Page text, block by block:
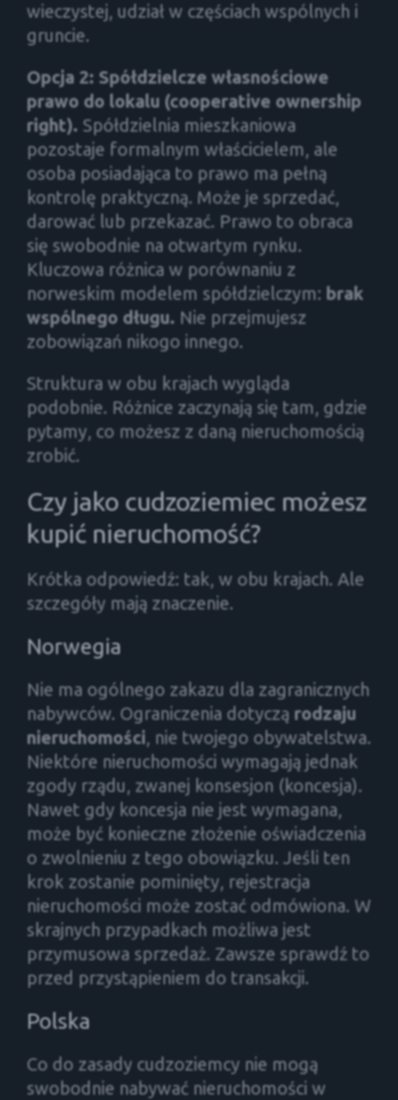
wieczystej, udział w częściach wspólnych i
gruncie.
Opcja 2: Spółdzielcze własnościowe
prawo do lokalu (cooperative ownership
right). Spółdzielnia mieszkaniowa
pozostaje formalnym właścicielem, ale
osoba posiadająca to prawo ma pełną
kontrolę praktyczną. Może je sprzedać,
darować lub przekazać. Prawo to obraca
się swobodnie na otwartym rynku.
Kluczowa różnica w porównaniu z
norweskim modelem spółdzielczym: brak
wspólnego długu. Nie przejmujesz
zobowiązań nikogo innego.
Struktura w obu krajach wygląda
podobnie. Różnice zaczynają się tam, gdzie
pytamy, co możesz z daną nieruchomością
zrobić.
Czy jako cudzoziemiec możesz
kupić nieruchomość?
Krótka odpowiedź: tak, w obu krajach. Ale
szczegóły mają znaczenie.
Norwegia
Nie ma ogólnego zakazu dla zagranicznych
nabywców. Ograniczenia dotyczą rodzaju
nieruchomości, nie twojego obywatelstwa.
Niektóre nieruchomości wymagają jednak
zgody rządu, zwanej konsesjon (koncesja).
Nawet gdy koncesja nie jest wymagana,
może być konieczne złożenie oświadczenia
o zwolnieniu z tego obowiązku. Jeśli ten
krok zostanie pominięty, rejestracja
nieruchomości może zostać odmówiona. W
skrajnych przypadkach możliwa jest
przymusowa sprzedaż. Zawsze sprawdź to
przed przystąpieniem do transakcji.
Polska
Co do zasady cudzoziemcy nie mogą
swobodnie nabywać nieruchomości w